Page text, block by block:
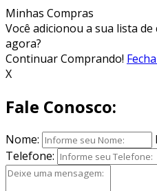
Minhas Compras
Você adicionou a sua lista de
agora?
Continuar Comprando!
X
Fale Conosco:
Nome:
Telefone: